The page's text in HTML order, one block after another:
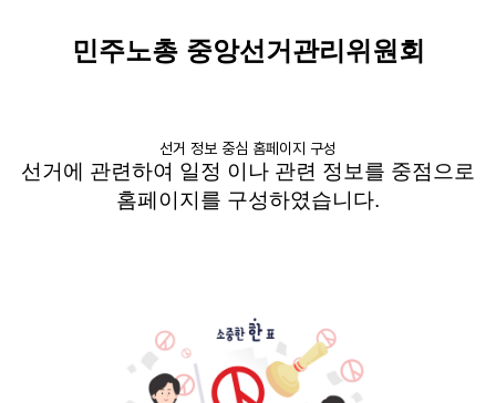
민주노총 중앙선거관리위원회
선거 정보 중심 홈페이지 구성
선거에 관련하여 일정 이나 관련 정보를 중점으로
홈페이지를 구성하였습니다.